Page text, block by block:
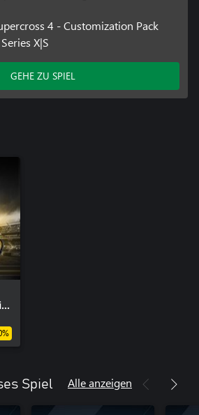
4 - Customization Pack
X|S
GEHE ZU SPIEL
Spiel Alle anzeigen